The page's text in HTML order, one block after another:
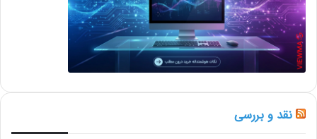
نقد و بررسی